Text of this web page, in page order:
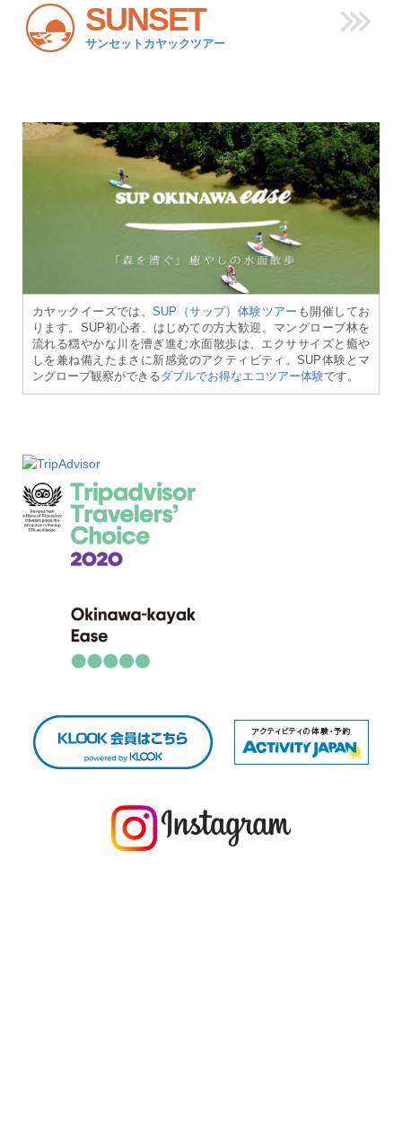
SUNSET
サンセットカヤックツアー
カヤックイーズでは、SUP（サップ）体験ツアー も開催してお
ります。SUP初心者、はじめての方大歓迎。マングローブ林を
流れる穏やかな川を漕ぎ進む水面散歩は、エクササイズと癒や
しを兼ね備えたまさに新感覚のアクティビティ。SUP体験とマ
ングローブ観察ができるダブルでお得なエコツアー体験です。